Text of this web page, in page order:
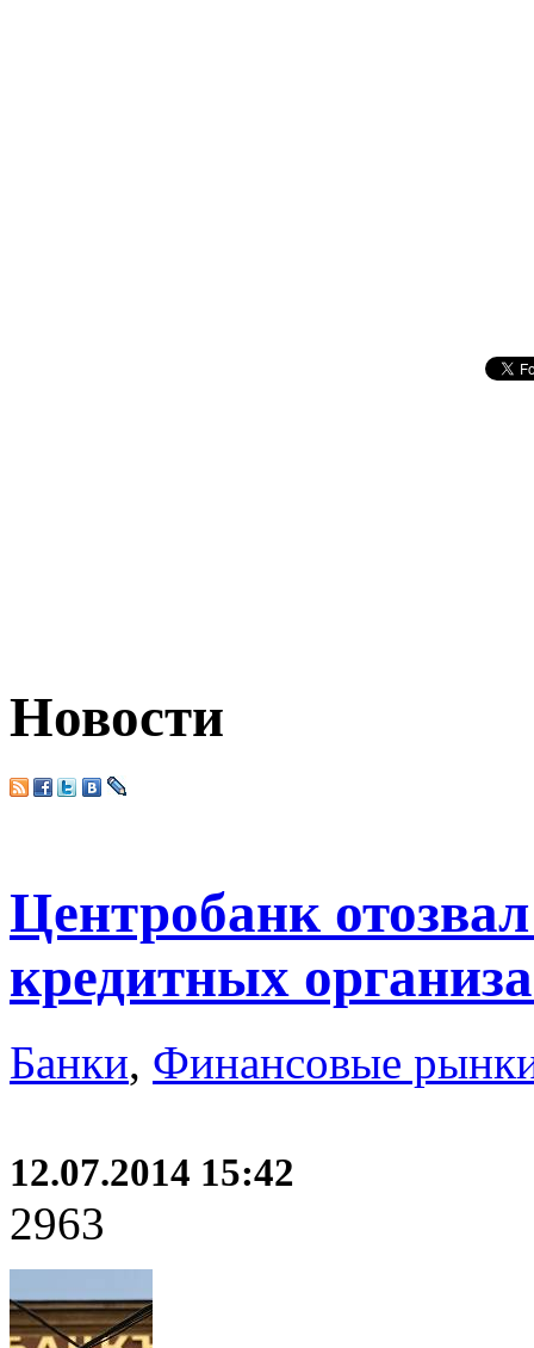
Новости
Центробанк
кредитных
Банки, Финансовые
12.07.2014 15:42
2963